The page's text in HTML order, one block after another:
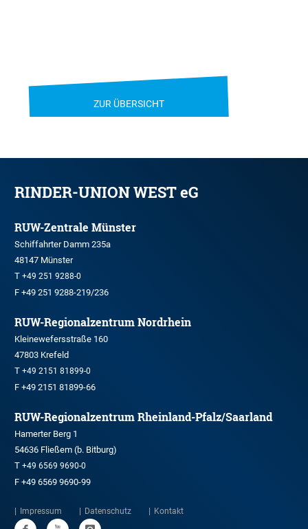
ZUR ÜBERSICHT
RINDER-UNION WEST eG
RUW-Zentrale Münster
Schiffahrter Damm 235a
48147 Münster
T +49 251 9288-0
F +49 251 9288-219/236
RUW-Regionalzentrum Nordrhein
Kleinewefersstraße 160
47803 Krefeld
T +49 2151 81899-0
F +49 2151 81899-66
RUW-Regionalzentrum Rheinland-Pfalz/Saarland
Hamerter Berg 1
54636 Fließem (b. Bitburg)
T +49 6569 9690-0
F +49 6569 9690-99
Impressum Datenschutz Kontakt